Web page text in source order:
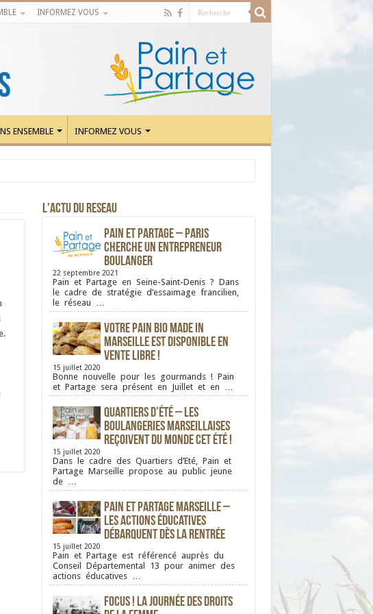
INFORMEZ VOUS
ENSEMBLE INFORMEZ VOUS
L'ACTU DU RESEAU
Pain et Partage – Paris
cherche un entrepreneur
boulanger
22 septembre 2021
Pain et Partage en Seine-Saint-Denis ? Dans
le cadre de stratégie d’essaimage francilien,
le réseau …
Votre pain bio Made in
Marseille est disponible en
vente libre !
15 juillet 2020
Bonne nouvelle pour les gourmands ! Pain
et Partage sera présent en Juillet et en …
Quartiers d’été – Les
boulangeries Marseillaises
reçoivent du monde cet été !
15 juillet 2020
Dans le cadre des Quartiers d’Eté, Pain et
Partage Marseille propose au public jeune
de …
Pain et Partage Marseille –
Les actions éducatives
débarquent dès la rentrée
15 juillet 2020
Pain et Partage est référencé auprès du
Conseil Départemental 13 pour animer des
actions éducatives …
FOCUS ! La journée des droits